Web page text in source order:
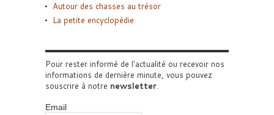
Autour des chasses au trésor
La petite encyclopédie
Pour rester informé de l'actualité ou recevoir nos
informations de dernière minute, vous pouvez
souscrire à notre newsletter.
Email